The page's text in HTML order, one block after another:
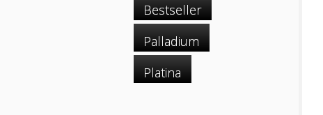
Bestseller
Palladium
Platina